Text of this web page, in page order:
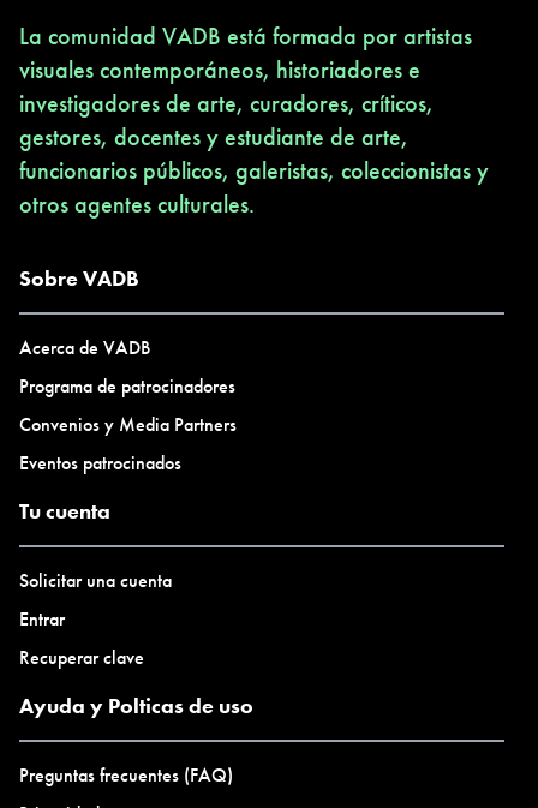
La comunidad VADB está formada por artistas
visuales contemporáneos, historiadores e
investigadores de arte, curadores, críticos,
gestores, docentes y estudiante de arte,
funcionarios públicos, galeristas, coleccionistas y
otros agentes culturales.
Sobre VADB
Acerca de VADB
Programa de patrocinadores
Convenios y Media Partners
Eventos patrocinados
Tu cuenta
Solicitar una cuenta
Entrar
Recuperar clave
Ayuda y Polticas de uso
Preguntas frecuentes (FAQ)